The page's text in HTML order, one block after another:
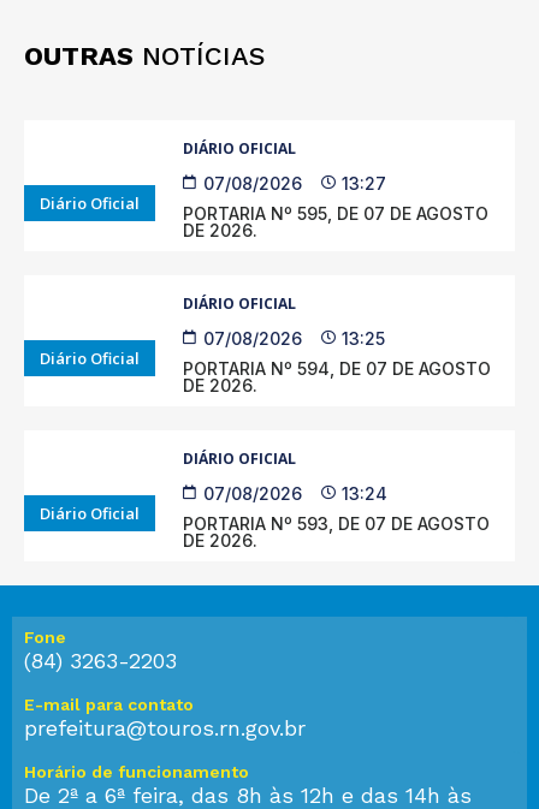
OUTRAS NOTÍCIAS
Diário Oficial
DIÁRIO OFICIAL
07/08/2026
13:27
PORTARIA Nº 595, DE 07 DE AGOSTO
DE 2026.
Diário Oficial
DIÁRIO OFICIAL
07/08/2026
13:25
PORTARIA Nº 594, DE 07 DE AGOSTO
DE 2026.
Diário Oficial
DIÁRIO OFICIAL
07/08/2026
13:24
PORTARIA Nº 593, DE 07 DE AGOSTO
DE 2026.
Fone
(84) 3263-2203
E-mail para contato
prefeitura@touros.rn.gov.br
Horário de funcionamento
De 2ª a 6ª feira, das 8h às 12h e das 14h às